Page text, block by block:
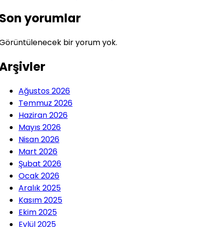
yorumlar
bir yorum yok.
Ağustos 2026
Temmuz 2026
Haziran 2026
Mayıs 2026
Nisan 2026
Mart 2026
Şubat 2026
Ocak 2026
Aralık 2025
Kasım 2025
Ekim 2025
Eylül 2025